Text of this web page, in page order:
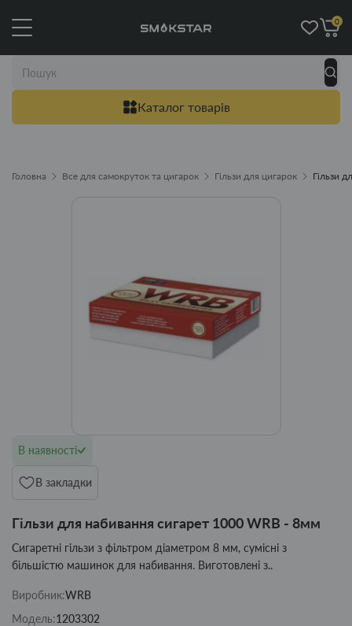
Каталог товарів
0
Головна Все для самокруток та цигарок Гільзи для цигарок Гільзи
В наявності
В закладки
Гільзи для набивання сигарет 1000 WRB - 8мм
Сигаретні гільзи з фільтром діаметром 8 мм, сумісні з
більшістю машинок для набивання. Виготовлені з..
Виробник:WRB
Модель:1203302